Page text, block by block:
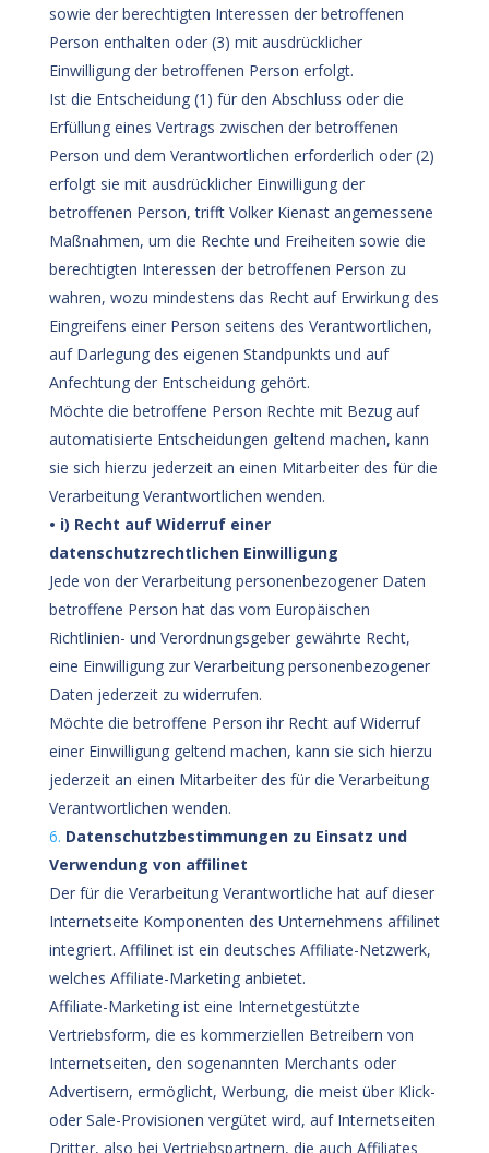
sowie der berechtigten Interessen der betroffenen
Person enthalten oder (3) mit ausdrücklicher
Einwilligung der betroffenen Person erfolgt.
Ist die Entscheidung (1) für den Abschluss oder die
Erfüllung eines Vertrags zwischen der betroffenen
Person und dem Verantwortlichen erforderlich oder (2)
erfolgt sie mit ausdrücklicher Einwilligung der
betroffenen Person, trifft Volker Kienast angemessene
Maßnahmen, um die Rechte und Freiheiten sowie die
berechtigten Interessen der betroffenen Person zu
wahren, wozu mindestens das Recht auf Erwirkung des
Eingreifens einer Person seitens des Verantwortlichen,
auf Darlegung des eigenen Standpunkts und auf
Anfechtung der Entscheidung gehört.
Möchte die betroffene Person Rechte mit Bezug auf
automatisierte Entscheidungen geltend machen, kann
sie sich hierzu jederzeit an einen Mitarbeiter des für die
Verarbeitung Verantwortlichen wenden.
• i) Recht auf Widerruf einer
datenschutzrechtlichen Einwilligung
Jede von der Verarbeitung personenbezogener Daten
betroffene Person hat das vom Europäischen
Richtlinien- und Verordnungsgeber gewährte Recht,
eine Einwilligung zur Verarbeitung personenbezogener
Daten jederzeit zu widerrufen.
Möchte die betroffene Person ihr Recht auf Widerruf
einer Einwilligung geltend machen, kann sie sich hierzu
jederzeit an einen Mitarbeiter des für die Verarbeitung
Verantwortlichen wenden.
Datenschutzbestimmungen zu Einsatz und
Verwendung von affilinet
Der für die Verarbeitung Verantwortliche hat auf dieser
Internetseite Komponenten des Unternehmens affilinet
integriert. Affilinet ist ein deutsches Affiliate-Netzwerk,
welches Affiliate-Marketing anbietet.
Affiliate-Marketing ist eine Internetgestützte
Vertriebsform, die es kommerziellen Betreibern von
Internetseiten, den sogenannten Merchants oder
Advertisern, ermöglicht, Werbung, die meist über Klick-
oder Sale-Provisionen vergütet wird, auf Internetseiten
Dritter, also bei Vertriebspartnern, die auch Affiliates